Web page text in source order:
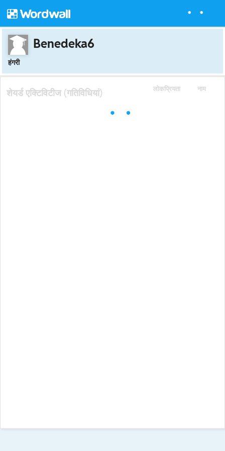
Benedeka6
हंगरी
लोकप्रियता नाम
शेयर्ड एक्टिविटीज (गतिविधियां)